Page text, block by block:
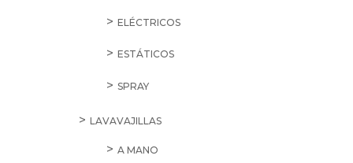
ELÉCTRICOS
ESTÁTICOS
SPRAY
LAVAVAJILLAS
A MANO